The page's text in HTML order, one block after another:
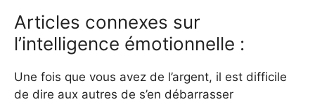
Articles connexes sur
l’intelligence émotionnelle :
Une fois que vous avez de l’argent, il est difficile
de dire aux autres de s’en débarrasser